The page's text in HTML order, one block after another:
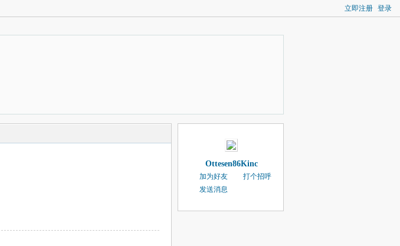
立即注册 登录
Ottesen86Kinc
加为好友
打个招呼
发送消息